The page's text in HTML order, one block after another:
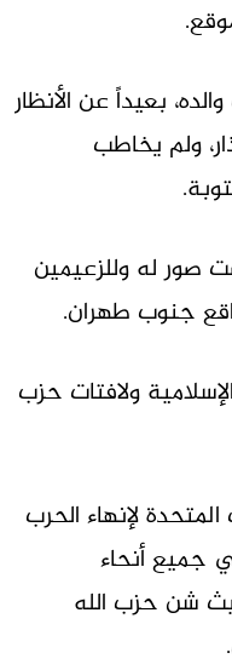
بعيداً عن الأنظار
ولم يخاطب
صور له وللزعيمين
جنوب طهران.
ولافتات حزب
لإنهاء الحرب
جميع أنحاء
شن حزب الله